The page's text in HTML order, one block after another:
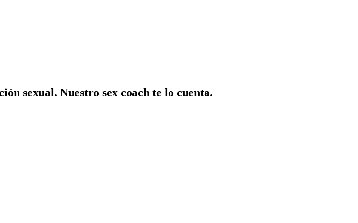
sexual. Nuestro sex coach te lo cuenta.